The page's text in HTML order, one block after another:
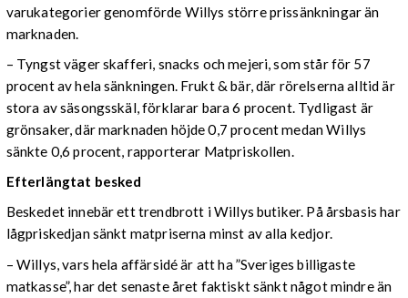
varukategorier genomförde Willys större prissänkningar än
marknaden.
– Tyngst väger skafferi, snacks och mejeri, som står för 57
procent av hela sänkningen. Frukt & bär, där rörelserna alltid är
stora av säsongsskäl, förklarar bara 6 procent. Tydligast är
grönsaker, där marknaden höjde 0,7 procent medan Willys
sänkte 0,6 procent, rapporterar Matpriskollen.
Efterlängtat besked
Beskedet innebär ett trendbrott i Willys butiker. På årsbasis har
lågpriskedjan sänkt matpriserna minst av alla kedjor.
– Willys, vars hela affärsidé är att ha ”Sveriges billigaste
matkasse”, har det senaste året faktiskt sänkt något mindre än